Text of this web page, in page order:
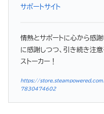
サポートサイト
情熱とサポートに心から感謝
に感謝しつつ、引き続き注意
ストーカー！
https://
7830474602